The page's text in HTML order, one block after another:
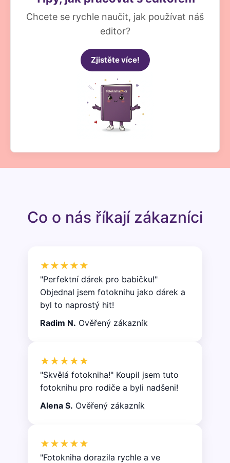
Chcete se rychle naučit, jak používat náš
editor?
Zjistěte více!
Co o nás říkají zákazníci
★★★★★
"Perfektní dárek pro babičku!"
Objednal jsem fotoknihu jako dárek a
byl to naprostý hit!
Radim N. Ověřený zákazník
★★★★★
"Skvělá fotokniha!" Koupil jsem tuto
fotoknihu pro rodiče a byli nadšeni!
Alena S. Ověřený zákazník
★★★★★
"Fotokniha dorazila rychle a ve